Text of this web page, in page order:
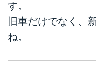
す。
旧車だけでなく、
ね。